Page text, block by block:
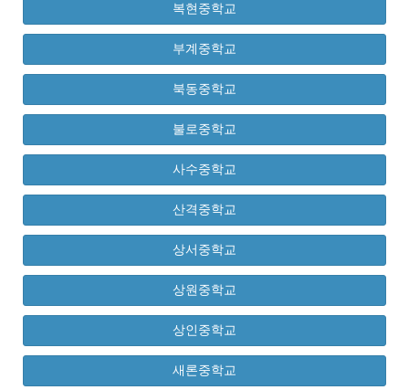
복현중학교
부계중학교
북동중학교
불로중학교
사수중학교
산격중학교
상서중학교
상원중학교
상인중학교
새론중학교